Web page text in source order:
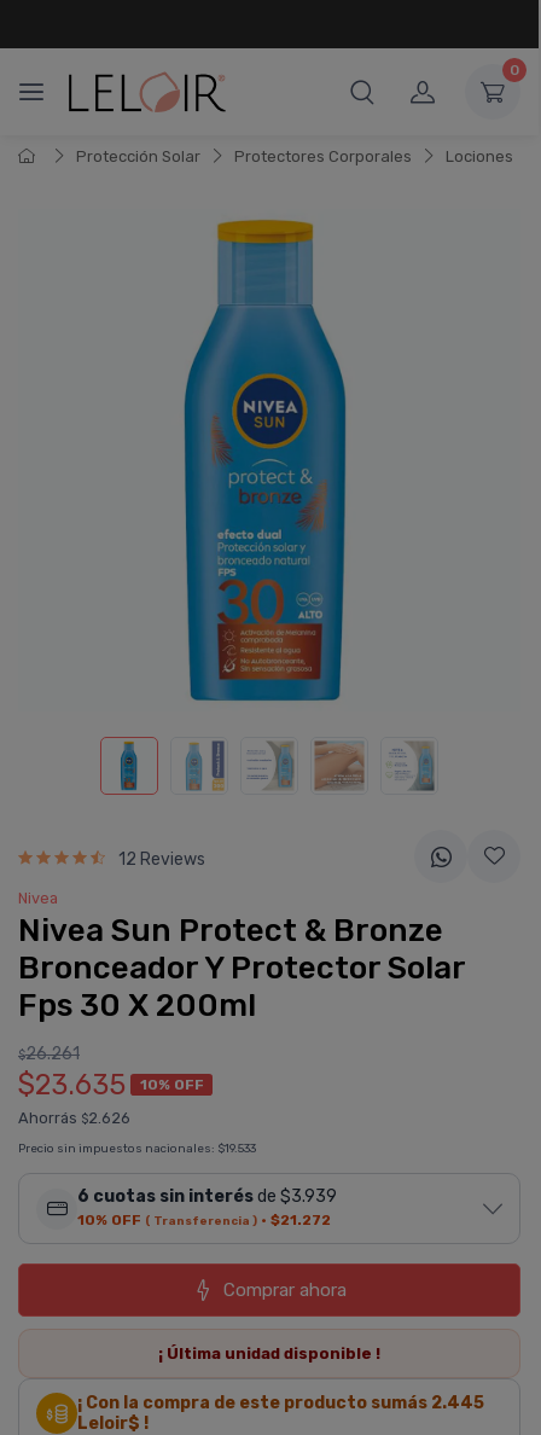
0
Protección Solar Protectores Corporales Lociones
12 Reviews
Nivea
Nivea Sun Protect & Bronze
Bronceador Y Protector Solar
Fps 30 X 200ml
$26.261
$23.635 10% OFF
Ahorrás $2.626
Precio sin impuestos nacionales: $19.533
6 cuotas sin interésde $3.939
10% OFF ( Transferencia ) · $21.272
Comprar ahora
¡ Última unidad disponible !
¡ Con la compra de este producto sumás 2.445
Leloir$ !